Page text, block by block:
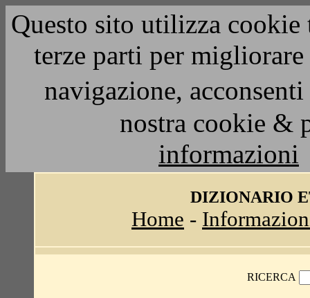
Questo sito utilizza
terze parti per
navigazione,
nostra cookie &
informazioni
DIZIONARIO
Home -
RICERCA